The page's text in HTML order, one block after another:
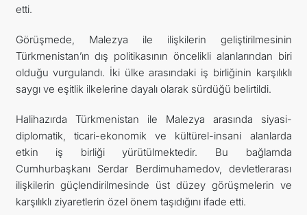
etti.
Görüşmede, Malezya ile ilişkilerin geliştirilmesinin
Türkmenistan’ın dış politikasının öncelikli alanlarından biri
olduğu vurgulandı. İki ülke arasındaki iş birliğinin karşılıklı
saygı ve eşitlik ilkelerine dayalı olarak sürdüğü belirtildi.
Halihazırda Türkmenistan ile Malezya arasında siyasi-
diplomatik, ticari-ekonomik ve kültürel-insani alanlarda
etkin iş birliği yürütülmektedir. Bu bağlamda
Cumhurbaşkanı Serdar Berdimuhamedov, devletlerarası
ilişkilerin güçlendirilmesinde üst düzey görüşmelerin ve
karşılıklı ziyaretlerin özel önem taşıdığını ifade etti.